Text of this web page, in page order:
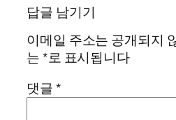
답글 남기기
이메일 주소는 공개되지
는*로 표시됩니다
댓글*